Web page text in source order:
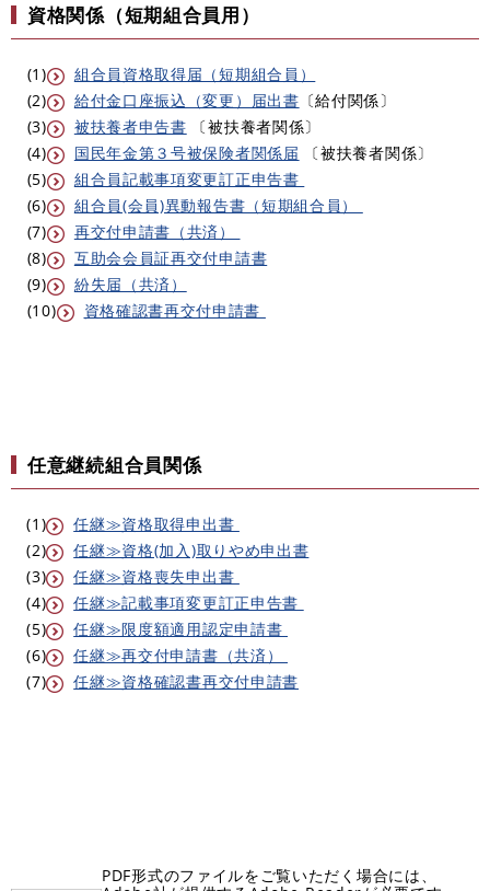
資格関係（短期組合員用）
(1)
組合員資格取得届（短期組合員）
(2)
給付金口座振込（変更）届出書 〔給付関係〕
(3)
被扶養者申告書 〔被扶養者関係〕
(4)
国民年金第３号被保険者関係届 〔被扶養者関係〕
(5)
組合員記載事項変更訂正申告書
(6)
組合員(会員)異動報告書（短期組合員）
(7)
再交付申請書（共済）
(8)
互助会会員証再交付申請書
(9)
紛失届（共済）
(10)
資格確認書再交付申請書
任意継続組合員関係
(1)
任継≫資格取得申出書
(2)
任継≫資格(加入)取りやめ申出書
(3)
任継≫資格喪失申出書
(4)
任継≫記載事項変更訂正申告書
(5)​
任継≫限度額適用認定申請書
(6)​
任継≫再交付申請書（共済）
(7)
任継≫資格確認書再交付申請書
PDF形式のファイルをご覧いただく場合には、